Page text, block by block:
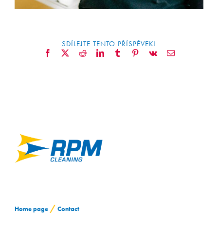
SDÍLEJTE TENTO PŘÍSPĚVEK!
Facebook
X RedditLinkedIn TumblrPinterestVk Email
Home page / Contact